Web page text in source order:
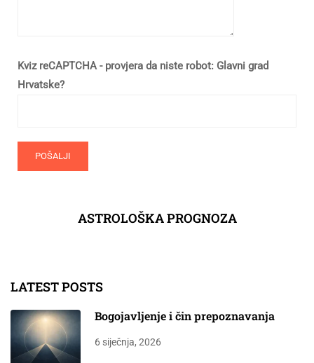
Kviz reCAPTCHA - provjera da niste robot: Glavni grad
Hrvatske?
ASTROLOŠKA PROGNOZA
LATEST POSTS
Bogojavljenje i čin prepoznavanja
6 siječnja, 2026